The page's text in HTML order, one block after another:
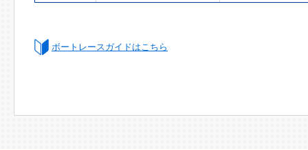
ボートレースガイドはこちら